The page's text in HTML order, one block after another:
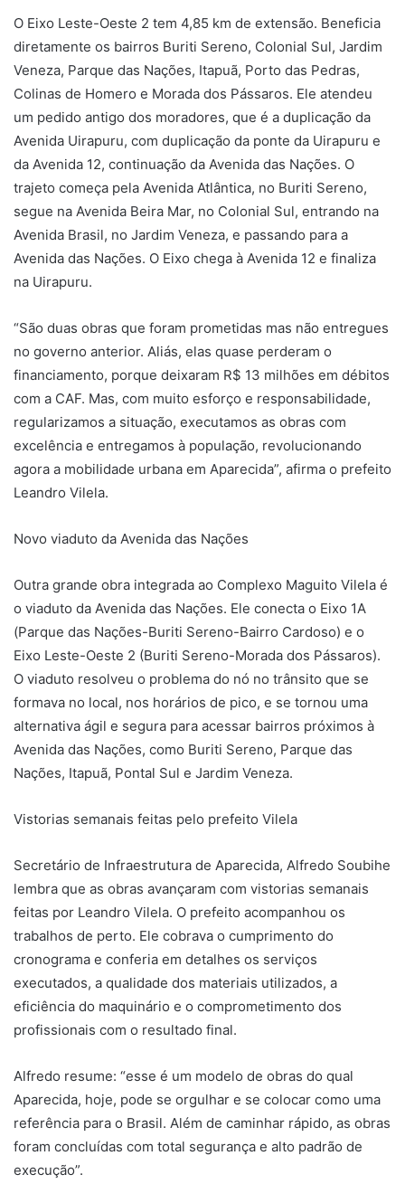
O Eixo Leste-Oeste 2 tem 4,85 km de extensão. Beneficia
diretamente os bairros Buriti Sereno, Colonial Sul, Jardim
Veneza, Parque das Nações, Itapuã, Porto das Pedras,
Colinas de Homero e Morada dos Pássaros. Ele atendeu
um pedido antigo dos moradores, que é a duplicação da
Avenida Uirapuru, com duplicação da ponte da Uirapuru e
da Avenida 12, continuação da Avenida das Nações. O
trajeto começa pela Avenida Atlântica, no Buriti Sereno,
segue na Avenida Beira Mar, no Colonial Sul, entrando na
Avenida Brasil, no Jardim Veneza, e passando para a
Avenida das Nações. O Eixo chega à Avenida 12 e finaliza
na Uirapuru.
“São duas obras que foram prometidas mas não entregues
no governo anterior. Aliás, elas quase perderam o
financiamento, porque deixaram R$ 13 milhões em débitos
com a CAF. Mas, com muito esforço e responsabilidade,
regularizamos a situação, executamos as obras com
excelência e entregamos à população, revolucionando
agora a mobilidade urbana em Aparecida”, afirma o prefeito
Leandro Vilela.
Novo viaduto da Avenida das Nações
Outra grande obra integrada ao Complexo Maguito Vilela é
o viaduto da Avenida das Nações. Ele conecta o Eixo 1A
(Parque das Nações-Buriti Sereno-Bairro Cardoso) e o
Eixo Leste-Oeste 2 (Buriti Sereno-Morada dos Pássaros).
O viaduto resolveu o problema do nó no trânsito que se
formava no local, nos horários de pico, e se tornou uma
alternativa ágil e segura para acessar bairros próximos à
Avenida das Nações, como Buriti Sereno, Parque das
Nações, Itapuã, Pontal Sul e Jardim Veneza.
Vistorias semanais feitas pelo prefeito Vilela
Secretário de Infraestrutura de Aparecida, Alfredo Soubihe
lembra que as obras avançaram com vistorias semanais
feitas por Leandro Vilela. O prefeito acompanhou os
trabalhos de perto. Ele cobrava o cumprimento do
cronograma e conferia em detalhes os serviços
executados, a qualidade dos materiais utilizados, a
eficiência do maquinário e o comprometimento dos
profissionais com o resultado final.
Alfredo resume: “esse é um modelo de obras do qual
Aparecida, hoje, pode se orgulhar e se colocar como uma
referência para o Brasil. Além de caminhar rápido, as obras
foram concluídas com total segurança e alto padrão de
execução”.